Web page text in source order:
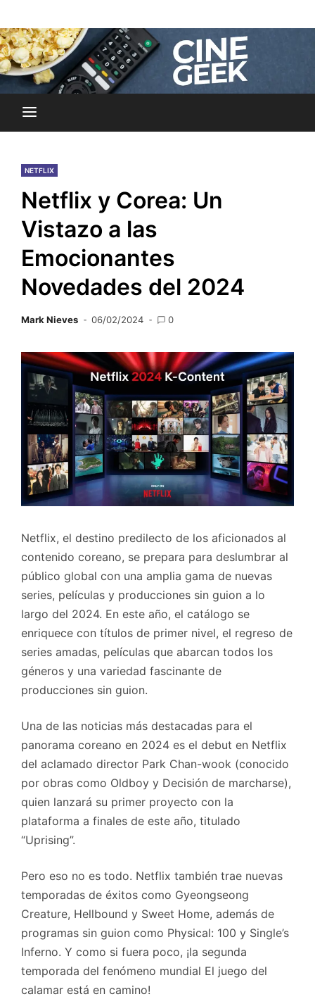
to
contentCine Geek
NETFLIX
Netflix y Corea: Un
Vistazo a las
Emocionantes
Novedades del 2024
Mark Nieves 06/02/2024 0
Netflix, el destino predilecto de los aficionados al
contenido coreano, se prepara para deslumbrar al
público global con una amplia gama de nuevas
series, películas y producciones sin guion a lo
largo del 2024. En este año, el catálogo se
enriquece con títulos de primer nivel, el regreso de
series amadas, películas que abarcan todos los
géneros y una variedad fascinante de
producciones sin guion.
Una de las noticias más destacadas para el
panorama coreano en 2024 es el debut en Netflix
del aclamado director Park Chan-wook (conocido
por obras como Oldboy y Decisión de marcharse),
quien lanzará su primer proyecto con la
plataforma a finales de este año, titulado
“Uprising”.
Pero eso no es todo. Netflix también trae nuevas
temporadas de éxitos como Gyeongseong
Creature, Hellbound y Sweet Home, además de
programas sin guion como Physical: 100 y Single’s
Inferno. Y como si fuera poco, ¡la segunda
temporada del fenómeno mundial El juego del
calamar está en camino!